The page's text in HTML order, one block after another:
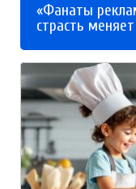
«Фанаты
страсть